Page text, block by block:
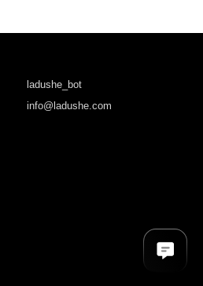
ladushe_bot
info@ladushe.com